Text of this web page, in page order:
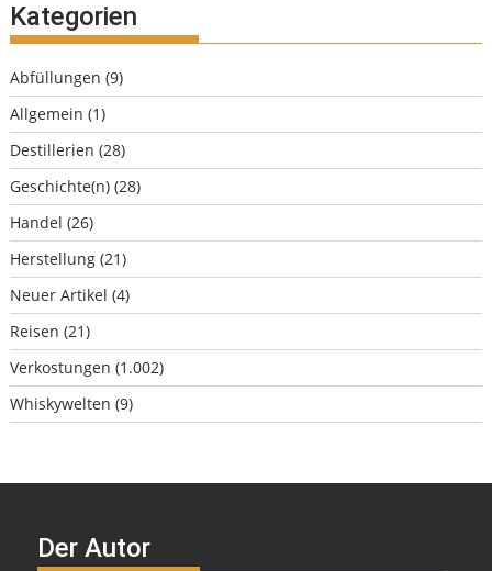
Kategorien
Abfüllungen (9)
Allgemein (1)
Destillerien (28)
Geschichte(n) (28)
Handel (26)
Herstellung (21)
Neuer Artikel (4)
Reisen (21)
Verkostungen (1.002)
Whiskywelten (9)
Der Autor